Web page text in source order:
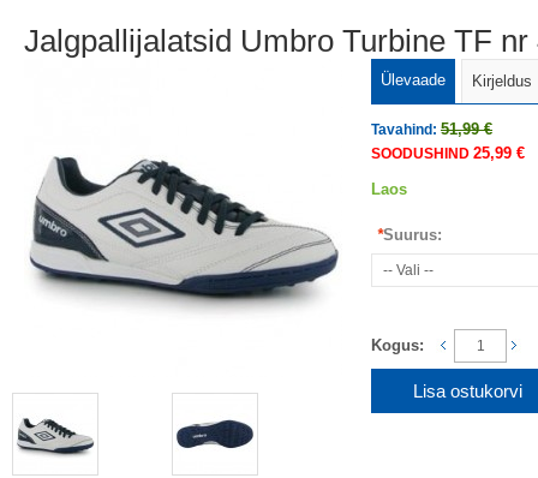
Jalgpallijalatsid Umbro Turbine TF nr
Ülevaade Kirjeldus
Tavahind: 51,99 €
SOODUSHIND 25,99 €
Laos
*Suurus:
Kogus:
Lisa ostukorvi